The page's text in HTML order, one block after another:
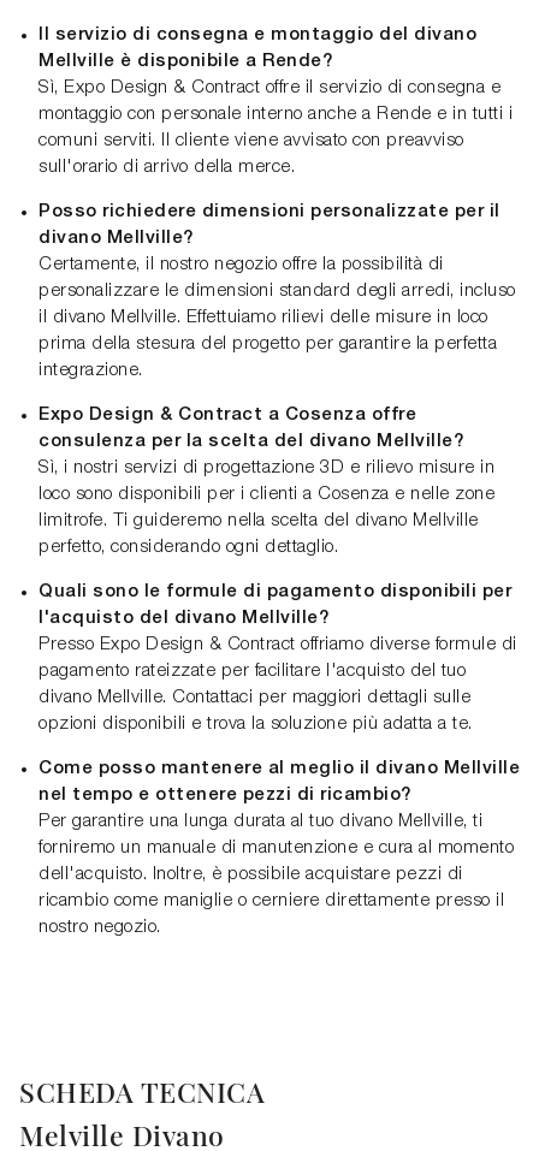
Il servizio di consegna e montaggio del divano
Mellville è disponibile a Rende?
Sì, Expo Design & Contract offre il servizio di consegna e
montaggio con personale interno anche a Rende e in tutti i
comuni serviti. Il cliente viene avvisato con preavviso
sull'orario di arrivo della merce.
Posso richiedere dimensioni personalizzate per il
divano Mellville?
Certamente, il nostro negozio offre la possibilità di
personalizzare le dimensioni standard degli arredi, incluso
il divano Mellville. Effettuiamo rilievi delle misure in loco
prima della stesura del progetto per garantire la perfetta
integrazione.
Expo Design & Contract a Cosenza offre
consulenza per la scelta del divano Mellville?
Sì, i nostri servizi di progettazione 3D e rilievo misure in
loco sono disponibili per i clienti a Cosenza e nelle zone
limitrofe. Ti guideremo nella scelta del divano Mellville
perfetto, considerando ogni dettaglio.
Quali sono le formule di pagamento disponibili per
l'acquisto del divano Mellville?
Presso Expo Design & Contract offriamo diverse formule di
pagamento rateizzate per facilitare l'acquisto del tuo
divano Mellville. Contattaci per maggiori dettagli sulle
opzioni disponibili e trova la soluzione più adatta a te.
Come posso mantenere al meglio il divano Mellville
nel tempo e ottenere pezzi di ricambio?
Per garantire una lunga durata al tuo divano Mellville, ti
forniremo un manuale di manutenzione e cura al momento
dell'acquisto. Inoltre, è possibile acquistare pezzi di
ricambio come maniglie o cerniere direttamente presso il
nostro negozio.
SCHEDA TECNICA
Melville Divano